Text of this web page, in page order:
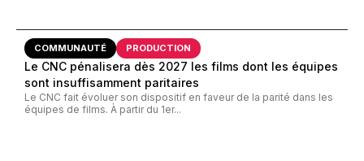
COMMUNAUTÉ PRODUCTION
Le CNC pénalisera dès 2027 les films dont les équipes
sont insuffisamment paritaires
Le CNC fait évoluer son dispositif en faveur de la parité dans les
équipes de films. À partir du 1er...